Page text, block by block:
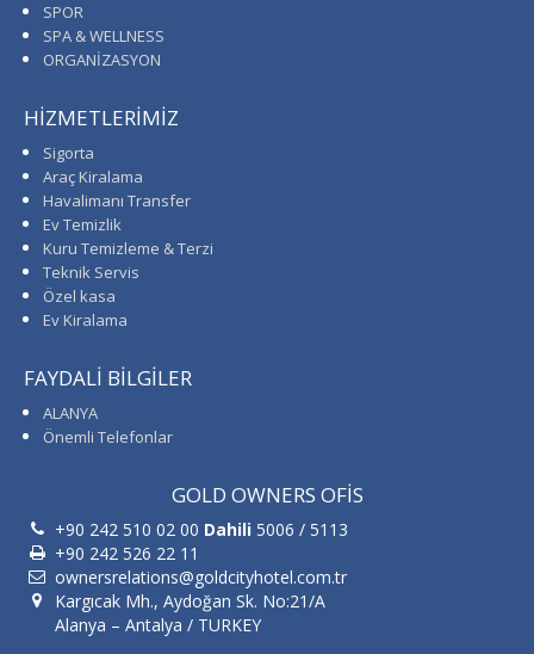
SPOR
SPA & WELLNESS
ORGANİZASYON
HİZMETLERİMİZ
Sigorta
Araç Kiralama
Havalimanı Transfer
Ev Temizlik
Kuru Temizleme & Terzi
Teknik Servis
Özel kasa
Ev Kiralama
FAYDALİ BİLGİLER
ALANYA
Önemli Telefonlar
GOLD OWNERS OFİS
+90 242 510 02 00 Dahili 5006 / 5113
+90 242 526 22 11
ownersrelations@goldcityhotel.com.tr
Kargıcak Mh., Aydoğan Sk. No:21/A
Alanya – Antalya / TURKEY